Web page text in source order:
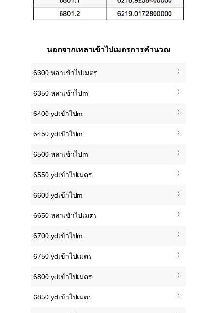
นอกจากเหลาเข้าไปเมตรการคำนวณ
6300 หลาเข้าไปเมตร
6350 หลาเข้าไปm
6400 ydเข้าไปm
6450 ydเข้าไปm
6500 หลาเข้าไปm
6550 ydเข้าไปเมตร
6600 ydเข้าไปm
6650 หลาเข้าไปเมตร
6700 ydเข้าไปm
6750 ydเข้าไปเมตร
6800 ydเข้าไปเมตร
6850 ydเข้าไปเมตร